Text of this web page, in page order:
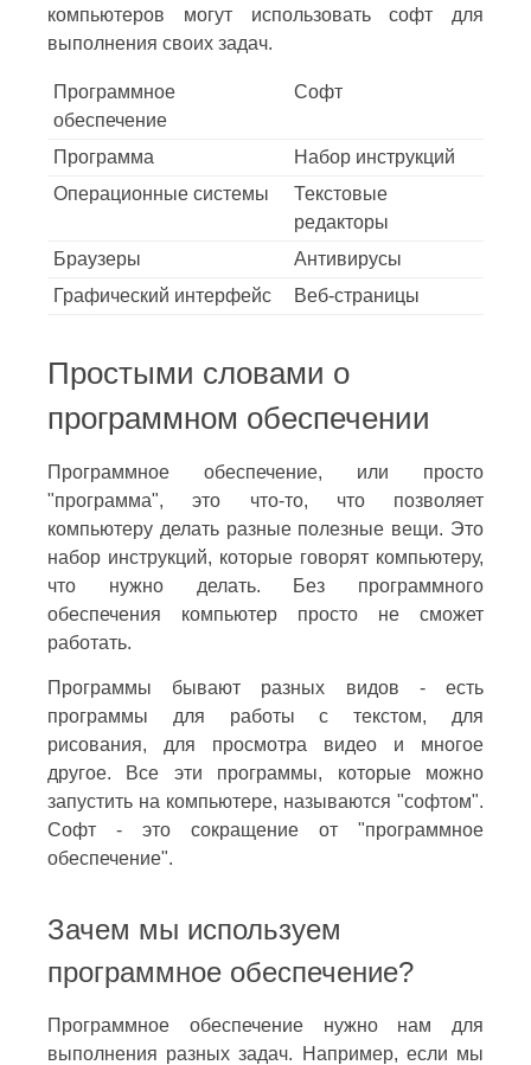
компьютеров могут использовать софт для
выполнения своих задач.
Программное
обеспечение
Софт
Программа
Набор инструкций
Операционные системы
Текстовые
редакторы
Браузеры
Антивирусы
Графический интерфейс
Веб-страницы
Простыми словами о
программном обеспечении
Программное обеспечение, или просто
"программа", это что-то, что позволяет
компьютеру делать разные полезные вещи. Это
набор инструкций, которые говорят компьютеру,
что нужно делать. Без программного
обеспечения компьютер просто не сможет
работать.
Программы бывают разных видов - есть
программы для работы с текстом, для
рисования, для просмотра видео и многое
другое. Все эти программы, которые можно
запустить на компьютере, называются "софтом".
Софт - это сокращение от "программное
обеспечение".
Зачем мы используем
программное обеспечение?
Программное обеспечение нужно нам для
выполнения разных задач. Например, если мы